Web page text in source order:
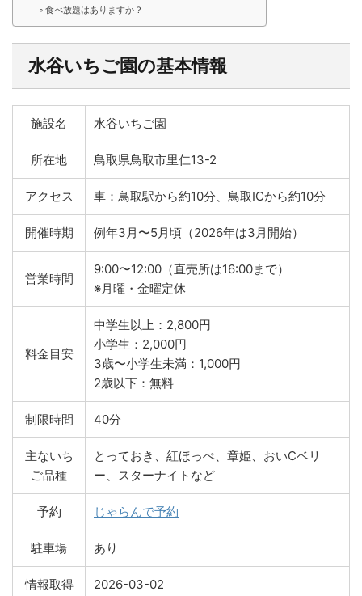
食べ放題はありますか？
水谷いちご園の基本情報
施設名 水谷いちご園
所在地 鳥取県鳥取市里仁13-2
アクセス 車：鳥取駅から約10分、鳥取ICから約10分
開催時期 例年3月〜5月頃（2026年は3月開始）
営業時間
9:00〜12:00（直売所は16:00まで）
※月曜・金曜定休
料金目安
中学生以上：2,800円
小学生：2,000円
3歳〜小学生未満：1,000円
2歳以下：無料
制限時間 40分
主ないち
ご品種
とっておき、紅ほっぺ、章姫、おいCベリ
ー、スターナイトなど
予約 じゃらんで予約
駐車場 あり
情報取得
2026-03-02